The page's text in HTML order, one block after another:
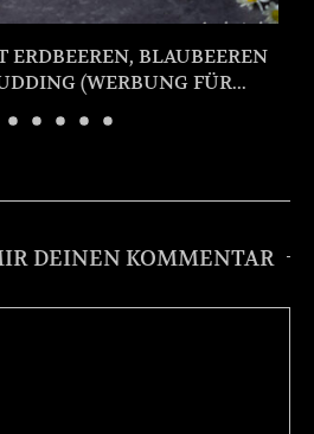
BLAUBEEREN
(WERBUNG FÜR...
DEINEN KOMMENTAR